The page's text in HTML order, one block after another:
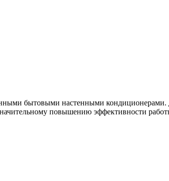
бытовыми настенными
повышению эффективности